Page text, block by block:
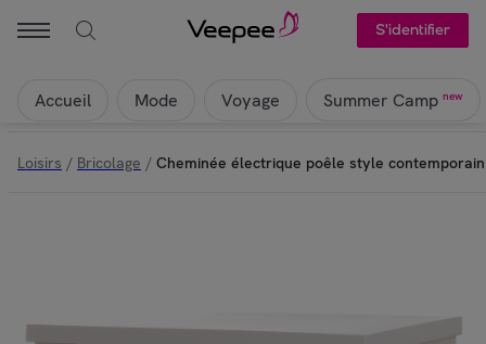
S'identifier
Accueil Mode Voyage Summer Camp new
Loisirs / Bricolage / Cheminée électrique poêle style